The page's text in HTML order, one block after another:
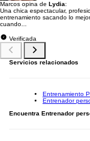
Marcos opina de Lydia:
Una chica espectacular,
entrenamiento sacando lo
cuando...
Verificada
Servicios relacionados
Entrenamiento
Entrenador
Encuentra Entrenador